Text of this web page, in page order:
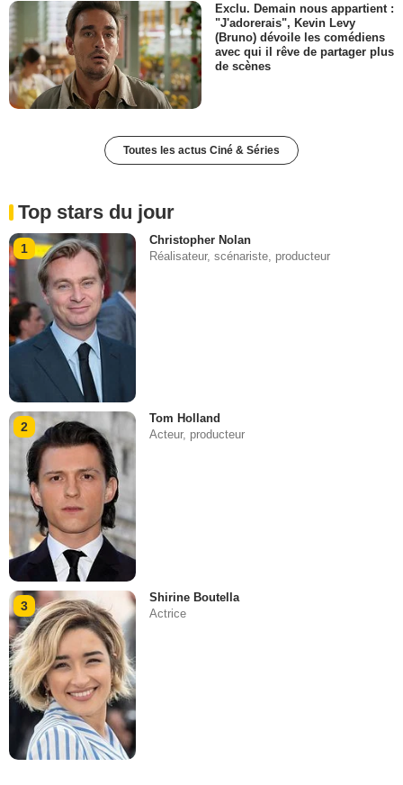
Exclu. Demain nous appartient :
"J'adorerais", Kevin Levy
(Bruno) dévoile les comédiens
avec qui il rêve de partager plus
de scènes
Toutes les actus Ciné & Séries
Top stars du jour
1
Christopher Nolan
Réalisateur, scénariste, producteur
2
Tom Holland
Acteur, producteur
3
Shirine Boutella
Actrice